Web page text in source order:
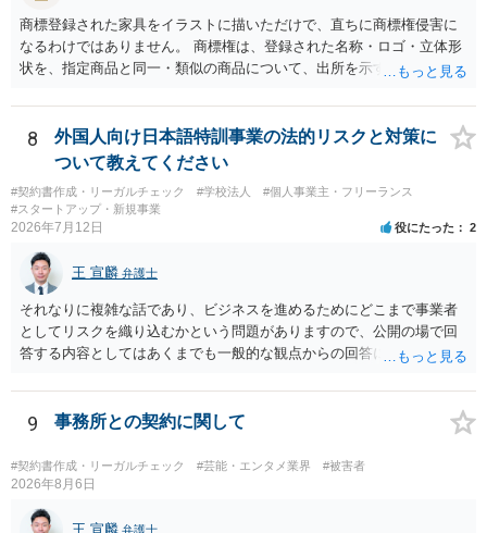
商標登録された家具をイラストに描いただけで、直ちに商標権侵害に
なるわけではありません。 商標権は、登録された名称・ロゴ・立体形
状を、指定商品と同一・類似の商品について、出所を示す表示として
て描くにとどまる場合は、通常、商標権侵害にはなりにくいと考えら
れます。 ただし、家具名や特徴的な形状を商品名・広告に大きく表示
し、公式商品やライセンス商品と誤認させる販売方法であれば、商標
権や不正競争防止法上の問題が生じ得ます。家具のデザインに著作権
が認められる場合は、著作権も別途問題となります。 無料のSNS投稿
やプレゼントでも、著作権侵害は成立し得ます。商標権については、
日本の商標権は原則として日本国内にのみ効力を持ちます。外国で販
売する場合は、販売国の商標・意匠等を確認する必要があります。 他
の作家の例は、許諾を得ている、権利が消滅している、侵害に当たら
ない、又は単に権利行使されていないなど、様々な可能性がありま
す。他人が販売していることだけでは、適法とは判断できません。
8
外国人向け日本語特訓事業の法的リスクと対策に
ついて教えてください
#契約書作成・リーガルチェック #学校法人
#個人事業主・フリーランス
#スタートアップ・新規事業
2026年7月12日 役にたった 2
王 宣麟 弁護士
それなりに複雑な話であり、ビジネスを進めるためにどこまで事業者
としてリスクを織り込むかという問題がありますので、公開の場で回
答する内容としてはあくまでも一般的な観点からの回答になります
授業・言語コーチング」と明確に位置付け、サーフィンや農業体験、
工場見学等のアクティビティは、旅行商品ではなく授業に付随した無
等の契約主体および支払は常にクライアント本人と事業者の間で完結
させ、日本語講師は予約手続や支払の代理・媒介・取次・窓口を担わ
ないこと。 ・利用規約・免責条項では、①講師は旅行業者ではなく運
送・宿泊等のサービス提供者とは独立した立場であること、②参加者
9 事務所との契約に関して
#契約書作成・リーガルチェック #芸能・エンタメ業界 #被害者
2026年8月6日
王 宣麟 弁護士